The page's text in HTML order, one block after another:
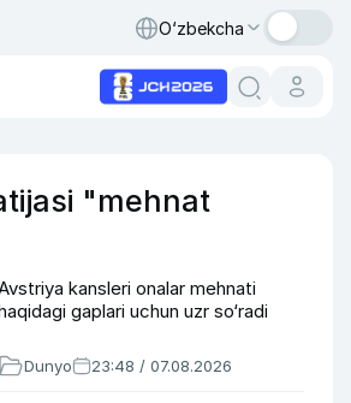
O‘zbekcha
"mehnat
kansleri onalar mehnati
gaplari uchun uzr so‘radi
Dunyo 23:48 / 07.08.2026